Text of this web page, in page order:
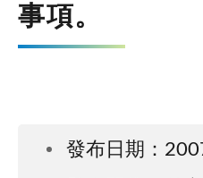
事項。
發布日期：